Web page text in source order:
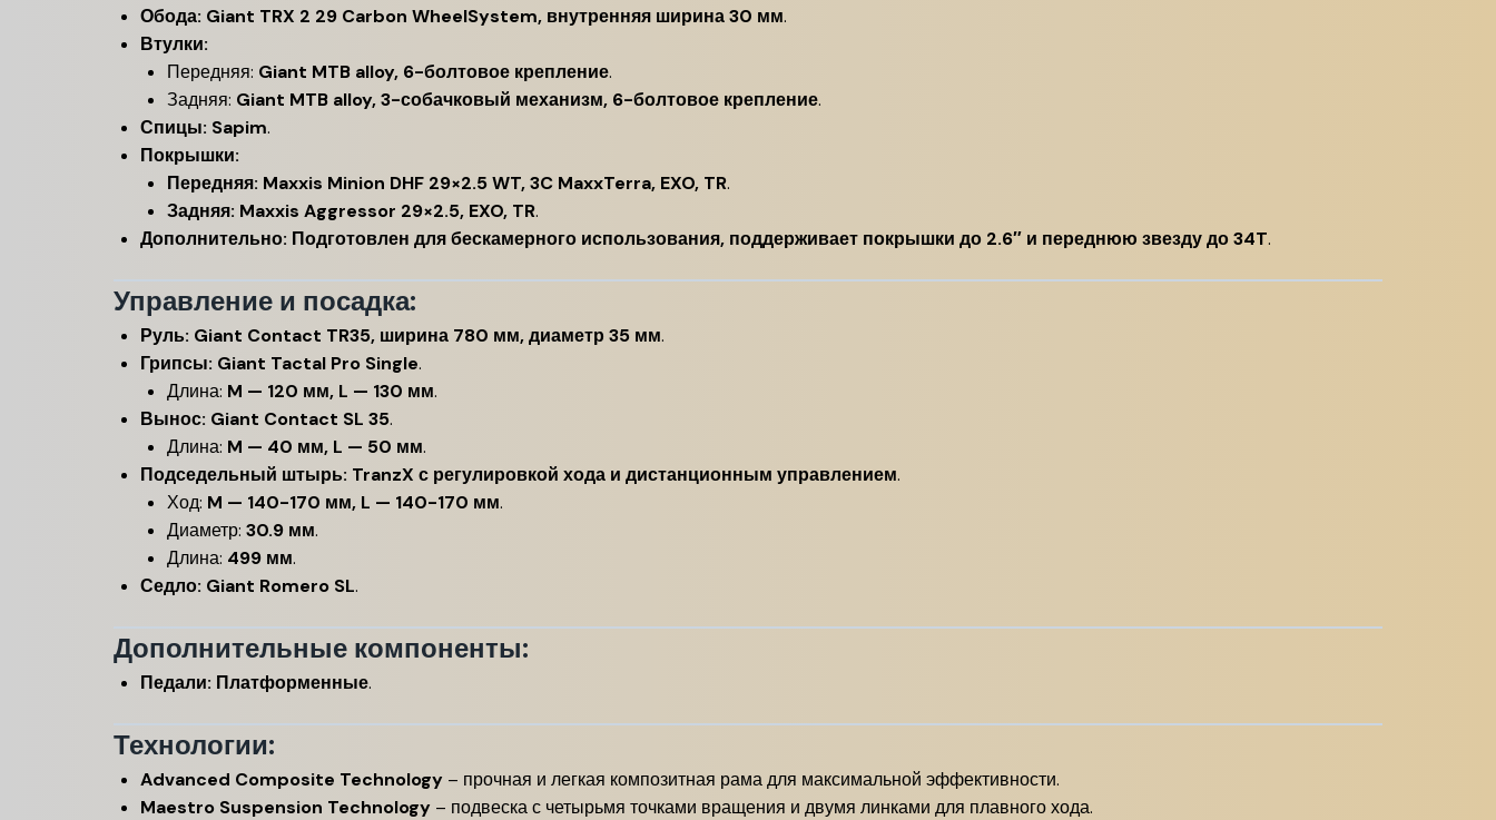
Обода: Giant TRX 2 29 Carbon WheelSystem, внутренняя ширина 30 мм.
Втулки:
Передняя: Giant MTB alloy, 6-болтовое крепление.
Задняя: Giant MTB alloy, 3-собачковый механизм, 6-болтовое крепление.
Спицы: Sapim.
Покрышки:
Передняя: Maxxis Minion DHF 29×2.5 WT, 3C MaxxTerra, EXO, TR.
Задняя: Maxxis Aggressor 29×2.5, EXO, TR.
Дополнительно: Подготовлен для бескамерного использования, поддерживает покрышки до 2.6″ и переднюю звезду до 34T.
Управление и посадка:
Руль: Giant Contact TR35, ширина 780 мм, диаметр 35 мм.
Грипсы: Giant Tactal Pro Single.
Длина: M — 120 мм, L — 130 мм.
Вынос: Giant Contact SL 35.
Длина: M — 40 мм, L — 50 мм.
Подседельный штырь: TranzX с регулировкой хода и дистанционным управлением.
Ход: M — 140-170 мм, L — 140-170 мм.
Диаметр: 30.9 мм.
Длина: 499 мм.
Седло: Giant Romero SL.
Дополнительные компоненты:
Педали: Платформенные.
Технологии:
Advanced Composite Technology – прочная и легкая композитная рама для максимальной эффективности.
Maestro Suspension Technology – подвеска с четырьмя точками вращения и двумя линками для плавного хода.